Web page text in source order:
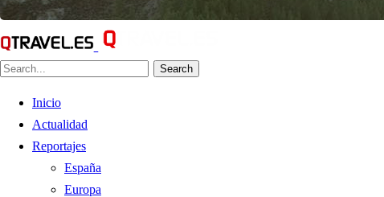
Search
Inicio
Actualidad
Reportajes
España
Europa